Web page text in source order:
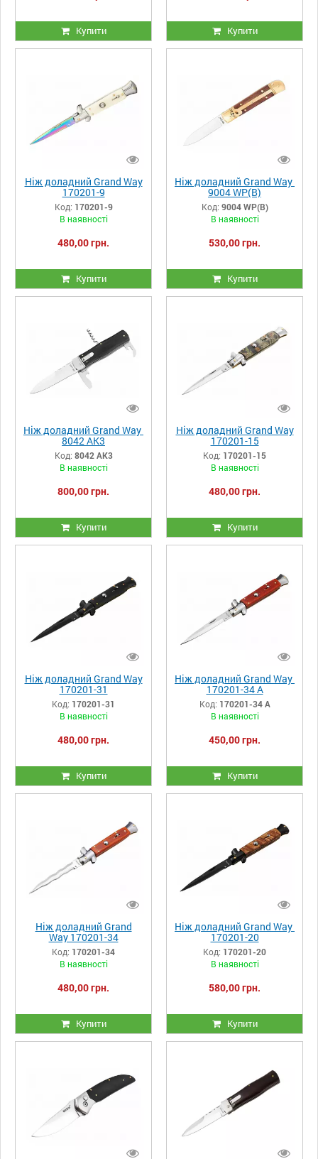
Купити Купити
Ніж доладний Grand Way
170201-9
Код: 170201-9
В наявності
480,00 грн.
Купити
Ніж доладний Grand Way
9004 WP(B)
Код: 9004 WP(B)
В наявності
530,00 грн.
Купити
Ніж доладний Grand Way
8042 AK3
Код: 8042 AK3
В наявності
800,00 грн.
Купити
Ніж доладний Grand Way
170201-15
Код: 170201-15
В наявності
480,00 грн.
Купити
Ніж доладний Grand Way
170201-31
Код: 170201-31
В наявності
480,00 грн.
Купити
Ніж доладний Grand Way
170201-34 A
Код: 170201-34 A
В наявності
450,00 грн.
Купити
Ніж доладний Grand
Way 170201-34
Код: 170201-34
В наявності
480,00 грн.
Купити
Ніж доладний Grand Way
170201-20
Код: 170201-20
В наявності
580,00 грн.
Купити